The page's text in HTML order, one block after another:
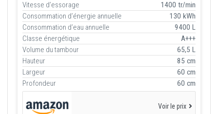
Vitesse d’essorage
1400 tr/min
Consommation d’énergie annuelle
130 kWh
Consommation d’eau annuelle
9400 L
Classe énergétique
A+++
Volume du tambour
65,5 L
Hauteur
85 cm
Largeur
60 cm
Profondeur
60 cm
Voir le prix